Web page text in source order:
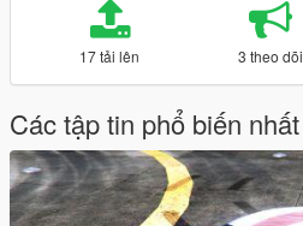
17 tải lên 3 theo dõi
Các tập tin phổ biến nhất